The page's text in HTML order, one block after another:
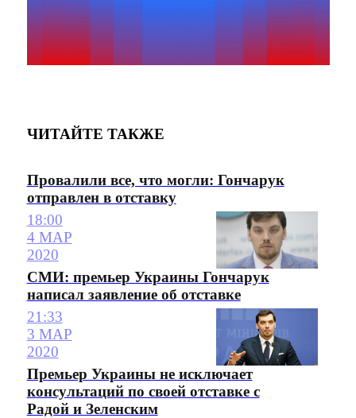
ЧИТАЙТЕ ТАКЖЕ
Провалили все, что могли: Гончарук
отправлен в отставку
18:00
4 МАР
2020
СМИ: премьер Украины Гончарук
написал заявление об отставке
21:33
3 МАР
2020
Премьер Украины не исключает
консультаций по своей отставке с
Радой и Зеленским